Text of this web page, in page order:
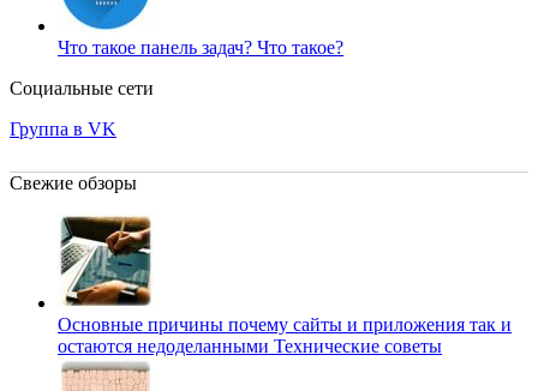
Что такое панель задач? Что такое?
Социальные сети
Группа в VK
Свежие обзоры
Основные причины почему сайты и приложения так и
остаются недоделанными Технические советы